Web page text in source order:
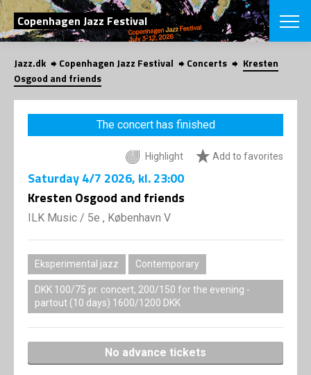
SEARCH
Copenhagen Jazz Festival
Danish
CHOOSE
VINTERJAZZ
Themes
LOCATIONS
Privacy
SHOP
Jazz.dk Copenhagen Jazz Festival Concerts
Kresten
Osgood and friends
The concert has finished
Highlight Add to favorites
Saturday4/7 2026, kl. 23:00
Kresten Osgood and friends
ILK Music / 5e , København V
Eksperimental jazz Contemporary
DKK 100/75 pr. concert, 200/150 for the evening -
partout (10 days) 1600/1200 DKK
No advance tickets